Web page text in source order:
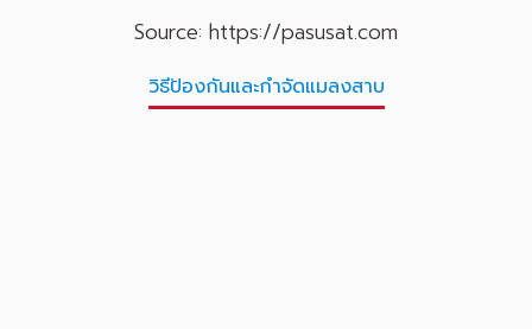
Source: https://pasusat.com
วิธีป้องกันและกำจัดแมลงสาบ